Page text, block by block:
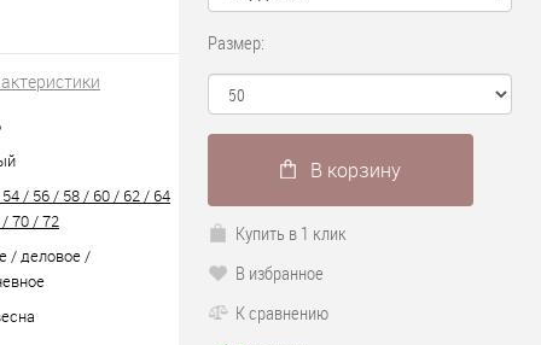
/ 56 / 58 / 60 / 62 / 64
70 / 72
/ деловое /
Размер:
В корзину
Купить в 1 клик
В избранное
К сравнению